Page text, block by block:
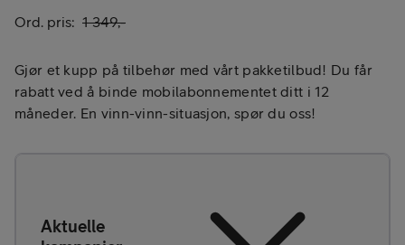
Ord. pris: 1 349,-
Gjør et kupp på tilbehør med vårt pakketilbud! Du får
rabatt ved å binde mobilabonnementet ditt i 12
måneder. En vinn-vinn-situasjon, spør du oss!
Aktuelle